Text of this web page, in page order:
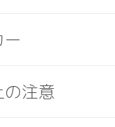
注意